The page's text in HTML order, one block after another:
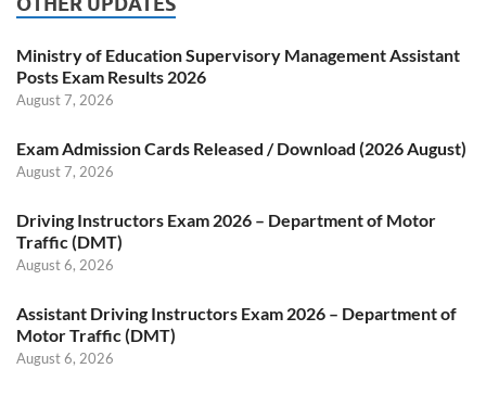
Ministry of Education Supervisory Management Assistant
Posts Exam Results 2026
August 7, 2026
Exam Admission Cards Released / Download (2026 August)
August 7, 2026
Driving Instructors Exam 2026 – Department of Motor
Traffic (DMT)
August 6, 2026
Assistant Driving Instructors Exam 2026 – Department of
Motor Traffic (DMT)
August 6, 2026